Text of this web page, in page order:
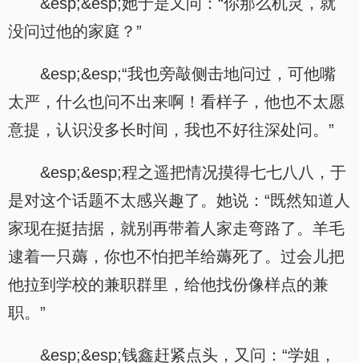
没问过他的家庭？”
&esp;&esp;“我也旁敲侧击地问过，可他嘴
太严，什么也问不出来啊！看样子，他也不太愿
意提，认识没多长时间，我也不好往深处问。”
&esp;&esp;程之遥把情况摸得七七八八，于
是对这个话题不太感兴趣了。她说：“既然知道人
家现在挺拮据，就别再带着人家走弯路了。羊毛
逮着一只薅，你也不怕把羊给薅死了。过会儿把
他拉到学校的兼职群里，给他找份像样点的兼
职。”
&esp;&esp;钱鑫赶紧点头，又问：“学姐，